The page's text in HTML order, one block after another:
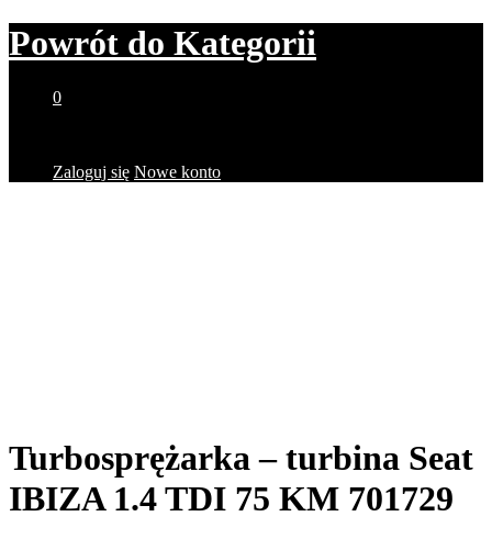
Powrót do Kategorii
0
Zaloguj się Nowe konto
Turbosprężarka – turbina Seat
IBIZA 1.4 TDI 75 KM 701729